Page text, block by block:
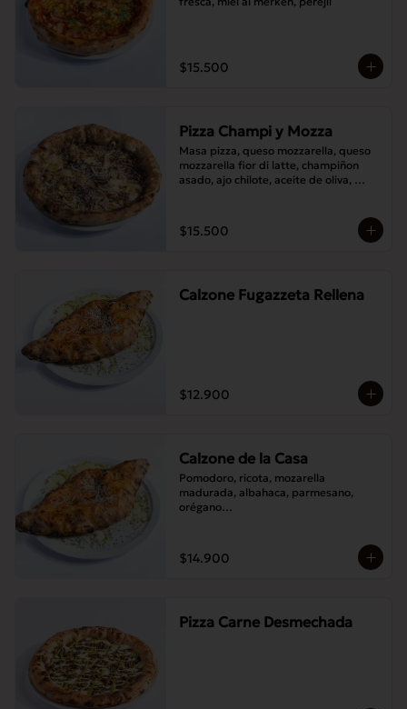
$15.500
Pizza Champi y Mozza
Masa pizza, queso mozzarella, queso
mozzarella fior di latte, champiñon
asado, ajo chilote, aceite de oliva,
$15.500
Calzone Fugazzeta Rellena
$12.900
Calzone de la Casa
Pomodoro, ricota, mozarella
madurada, albahaca, parmesano,
orégano
Champignones asados,
Berenjenas asadas.
$14.900
Pizza Carne Desmechada